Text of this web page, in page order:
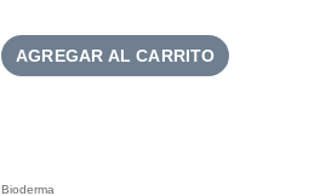
AGREGAR AL CARRITO
Bioderma